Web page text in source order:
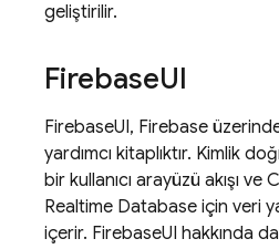
geliştirilir.
FirebaseUI
FirebaseUI, Firebase
yardımcı kitaplıktır. Kimlik
bir kullanıcı arayüzü akışı ve
Realtime Database için veri
içerir. FirebaseUI hakkında